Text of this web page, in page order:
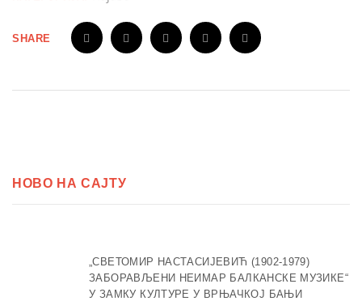
SHARE
НОВО НА САЈТУ
„СВЕТОМИР НАСТАСИЈЕВИЋ (1902-1979)
ЗАБОРАВЉЕНИ НЕИМАР БАЛКАНСКЕ МУЗИКЕ“
У ЗАМКУ КУЛТУРЕ У ВРЊАЧКОЈ БАЊИ